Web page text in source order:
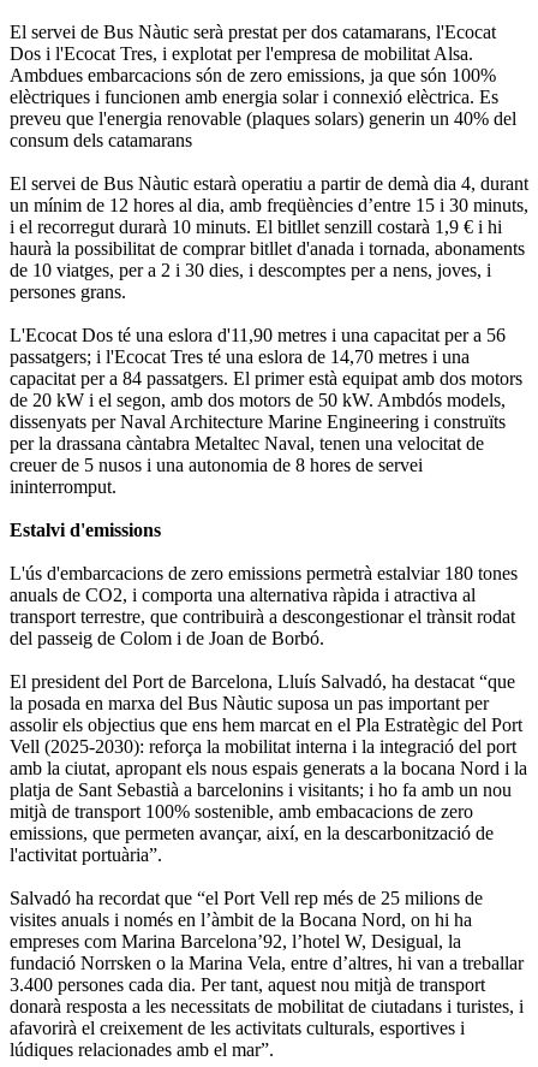
El servei de Bus Nàutic serà prestat per dos catamarans, l'Ecocat
Dos i l'Ecocat Tres, i explotat per l'empresa de mobilitat Alsa.
Ambdues embarcacions són de zero emissions, ja que són 100%
elèctriques i funcionen amb energia solar i connexió elèctrica. Es
preveu que l'energia renovable (plaques solars) generin un 40% del
consum dels catamarans
El servei de Bus Nàutic estarà operatiu a partir de demà dia 4, durant
un mínim de 12 hores al dia, amb freqüències d’entre 15 i 30 minuts,
i el recorregut durarà 10 minuts. El bitllet senzill costarà 1,9 € i hi
haurà la possibilitat de comprar bitllet d'anada i tornada, abonaments
de 10 viatges, per a 2 i 30 dies, i descomptes per a nens, joves, i
persones grans.
L'Ecocat Dos té una eslora d'11,90 metres i una capacitat per a 56
passatgers; i l'Ecocat Tres té una eslora de 14,70 metres i una
capacitat per a 84 passatgers. El primer està equipat amb dos motors
de 20 kW i el segon, amb dos motors de 50 kW. Ambdós models,
dissenyats per Naval Architecture Marine Engineering i construïts
per la drassana càntabra Metaltec Naval, tenen una velocitat de
creuer de 5 nusos i una autonomia de 8 hores de servei
ininterromput.
Estalvi d'emissions
L'ús d'embarcacions de zero emissions permetrà estalviar 180 tones
anuals de CO2, i comporta una alternativa ràpida i atractiva al
transport terrestre, que contribuirà a descongestionar el trànsit rodat
del passeig de Colom i de Joan de Borbó.
El president del Port de Barcelona, Lluís Salvadó, ha destacat “que
la posada en marxa del Bus Nàutic suposa un pas important per
assolir els objectius que ens hem marcat en el Pla Estratègic del Port
Vell (2025-2030): reforça la mobilitat interna i la integració del port
amb la ciutat, apropant els nous espais generats a la bocana Nord i la
platja de Sant Sebastià a barcelonins i visitants; i ho fa amb un nou
mitjà de transport 100% sostenible, amb embacacions de zero
emissions, que permeten avançar, així, en la descarbonització de
l'activitat portuària”.
Salvadó ha recordat que “el Port Vell rep més de 25 milions de
visites anuals i només en l’àmbit de la Bocana Nord, on hi ha
empreses com Marina Barcelona’92, l’hotel W, Desigual, la
fundació Norrsken o la Marina Vela, entre d’altres, hi van a treballar
3.400 persones cada dia. Per tant, aquest nou mitjà de transport
donarà resposta a les necessitats de mobilitat de ciutadans i turistes, i
afavorirà el creixement de les activitats culturals, esportives i
lúdiques relacionades amb el mar”.